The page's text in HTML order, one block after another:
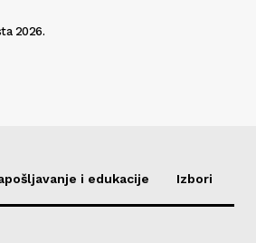
2026.
i edukacije Izbori